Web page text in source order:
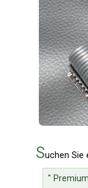
Suchen Sie
"